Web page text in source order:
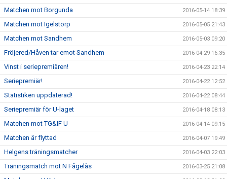
Matchen mot Borgunda 2016-05-14 18:39
Matchen mot Igelstorp 2016-05-05 21:43
Matchen mot Sandhem 2016-05-03 09:20
Fröjered/Håven tar emot Sandhem 2016-04-29 16:35
Vinst i seriepremiären! 2016-04-23 22:14
Seriepremiär! 2016-04-22 12:52
Statistiken uppdaterad! 2016-04-22 08:44
Seriepremiär för U-laget 2016-04-18 08:13
Matchen mot TG&IF U 2016-04-14 09:15
Matchen är flyttad 2016-04-07 19:49
Helgens träningsmatcher 2016-04-03 22:03
Träningsmatch mot N Fågelås 2016-03-25 21:08